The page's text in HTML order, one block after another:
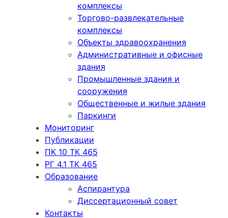
комплексы
Торгово-развлекательные
комплексы
Объекты здравоохранения
Административные и офисные
здания
Промышленные здания и
сооружения
Общественные и жилые здания
Паркинги
Мониторинг
Публикации
ПК 10 ТК 465
РГ 4.1 ТК 465
Образование
Аспирантура
Диссертационный совет
Контакты